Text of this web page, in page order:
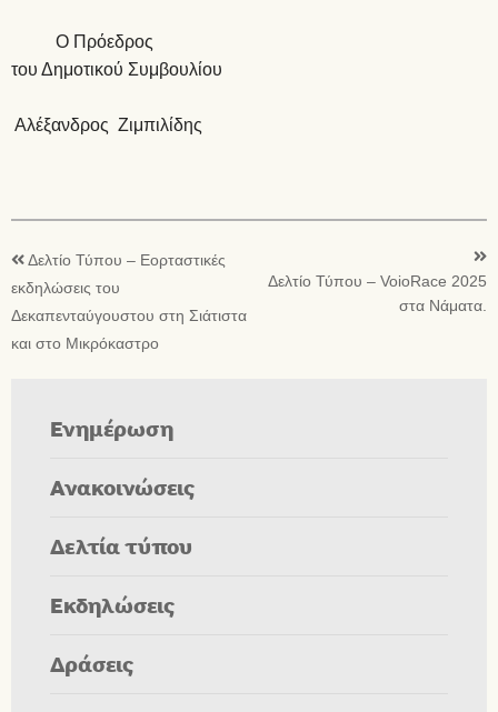
Ο Πρόεδρος
του Δημοτικού Συμβουλίου
Αλέξανδρος Ζιμπιλίδης
Δελτίο Τύπου – Εορταστικές
εκδηλώσεις του
Δεκαπενταύγουστου στη Σιάτιστα
και στο Μικρόκαστρο
Δελτίο Τύπου – VoioRace 2025
στα Νάματα.
Ενημέρωση
Ανακοινώσεις
Δελτία τύπου
Εκδηλώσεις
Δράσεις